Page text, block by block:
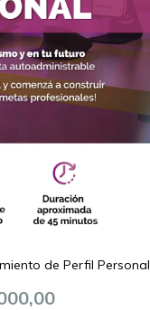
de Perfil Personal